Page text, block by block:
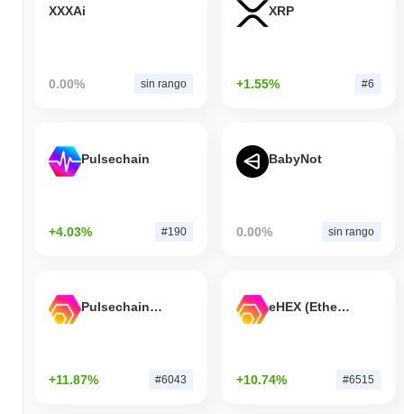
XXXAi
0.00% sin rango
XRP
+1.55% #6
Pulsechain
+4.03% #190
BabyNot
0.00% sin rango
Pulsechain Bridged HEX (Pulsechain)
+11.87% #6043
eHEX (Ethereum)
+10.74% #6515